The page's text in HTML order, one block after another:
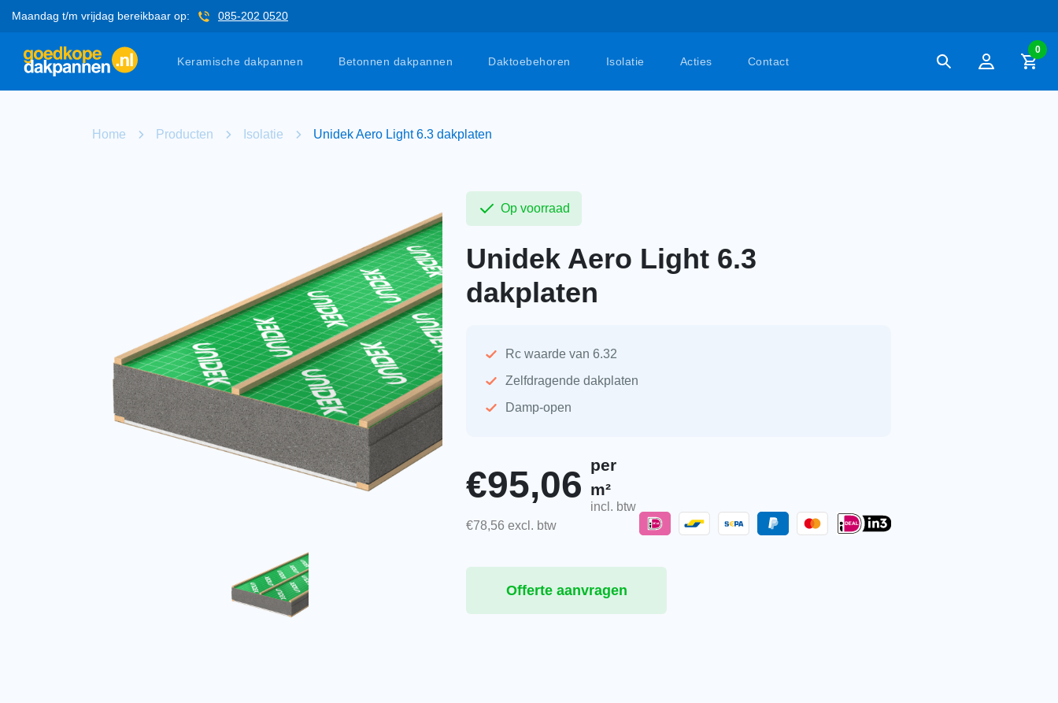
Maandag t/m vrijdag bereikbaar op: 085-202 0520
Keramische dakpannen Betonnen dakpannen Daktoebehoren Isolatie Acties Contact
0
Home Producten Isolatie Unidek Aero Light 6.3 dakplaten
Op voorraad
Unidek Aero Light 6.3
dakplaten
Rc waarde van 6.32
Zelfdragende dakplaten
Damp-open
€95,06 per
m²
incl. btw
€78,56 excl. btw
Offerte aanvragen